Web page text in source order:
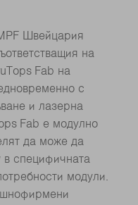
Швейцария
на
Fab на
с
и лазерна
Fab е модулно
да може да
в специфичната
модули.